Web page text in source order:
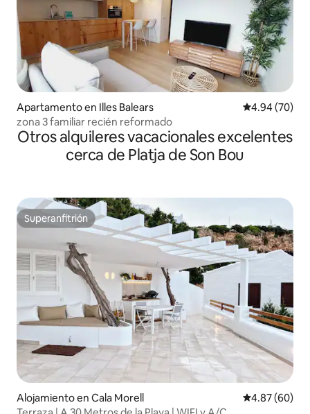
Apartamento en Illes Balears Calificación
4.94 (70)
zona 3 familiar recién reformado
Otros alquileres vacacionales excelentes
cerca de Platja de Son Bou
Superanfitrión
Superanfitrión
Alojamiento en Cala Morell Calificación
4.87 (60)